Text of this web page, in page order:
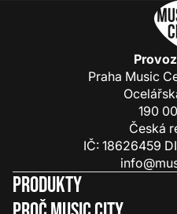
Praha Music
190
Česká
IČ: 18626459
Produkty